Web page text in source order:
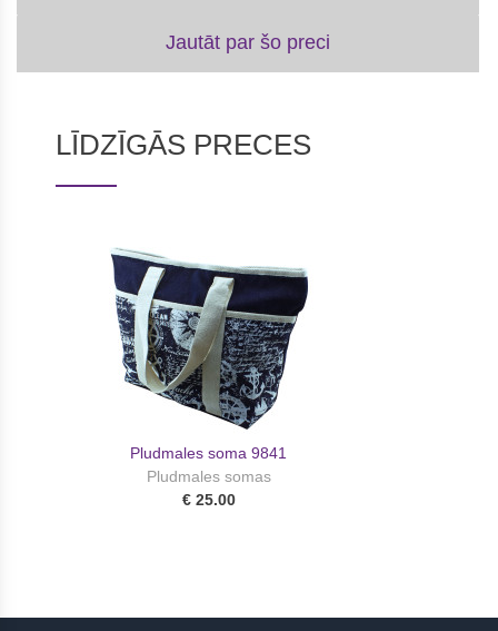
Jautāt par šo preci
LĪDZĪGĀS PRECES
Pludmales soma 9841
Pludmales somas
€ 25.00